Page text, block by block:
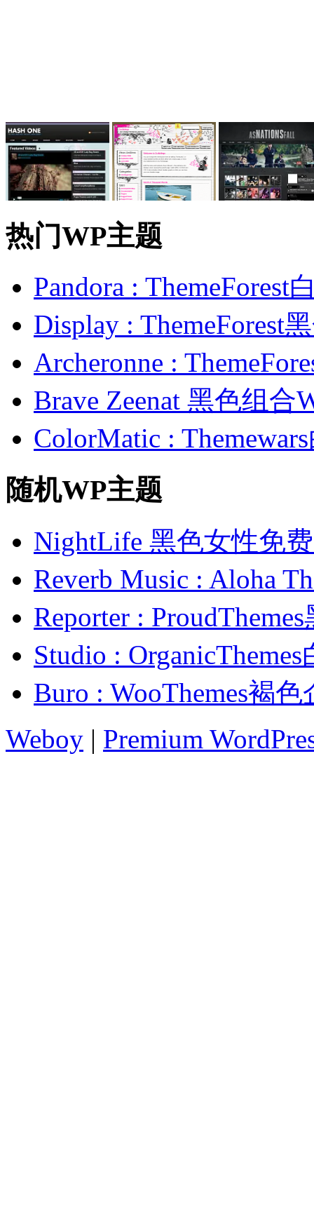
热门WP主题
Pandora : ThemeForest
Display : ThemeForest
Archeronne :
Brave Zeenat 黑色组合
ColorMatic :
随机WP主题
NightLife 黑色女性免
Reverb Music : Aloha
Reporter :
Studio :
Buro : WooThemes褐
Weboy | Premium